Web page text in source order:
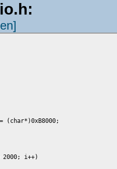
(char*)0xB8000;
i++)